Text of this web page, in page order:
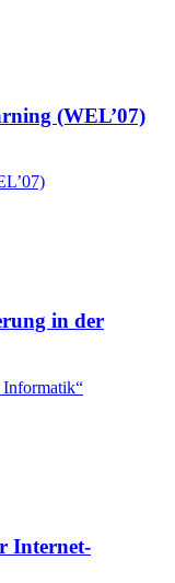
(WEL’07)
in der
Internet-